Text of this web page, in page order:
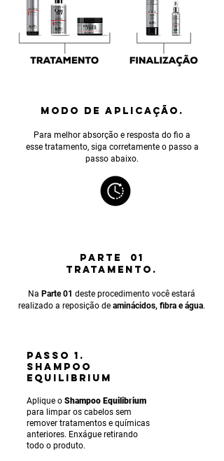
MODO DE APLICAÇÃO.
Para melhor absorção e resposta do fio a
esse tratamento, siga corretamente o passo a
passo abaixo.
PARTE 01
TRATAMENTO.
Na Parte 01 deste procedimento você estará
realizado a reposição de aminácidos, fibra e água.
PASSO 1.
SHAMPOO
EQUILIBRIUM
Aplique o Shampoo Equilibrium
para limpar os cabelos sem
remover tratamentos e químicas
anteriores. Enxágue retirando
todo o produto.